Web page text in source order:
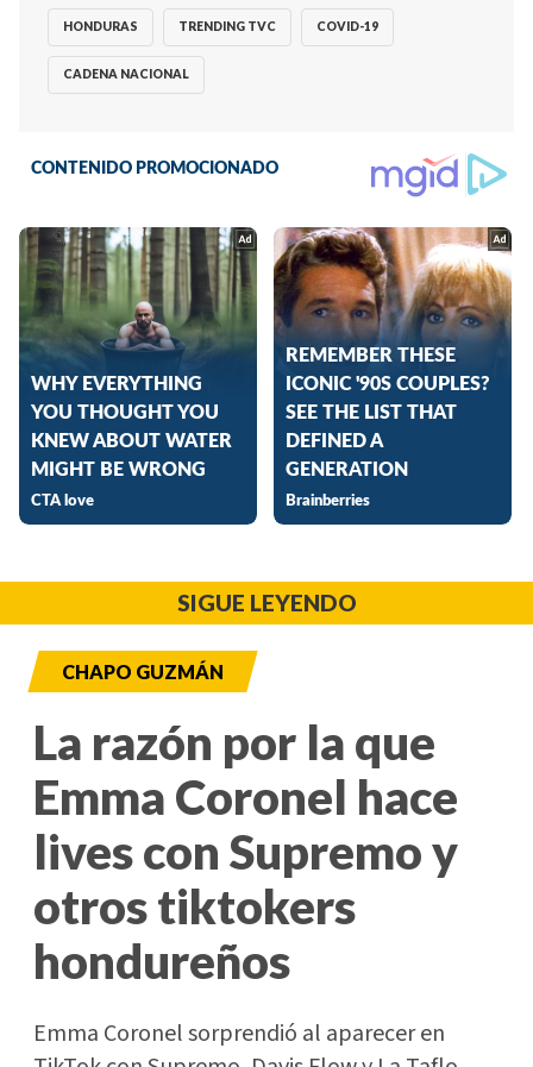
HONDURAS TRENDING TVC COVID-19
CADENA NACIONAL
SIGUE LEYENDO
CHAPO GUZMÁN
La razón por la que
Emma Coronel hace
lives con Supremo y
otros tiktokers
hondureños
Emma Coronel sorprendió al aparecer en